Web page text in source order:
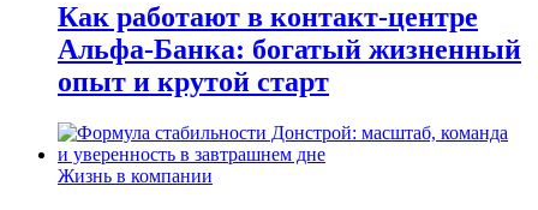
Как работают в контакт-центре
Альфа-Банка: богатый жизненный
опыт и крутой старт
Жизнь в компании